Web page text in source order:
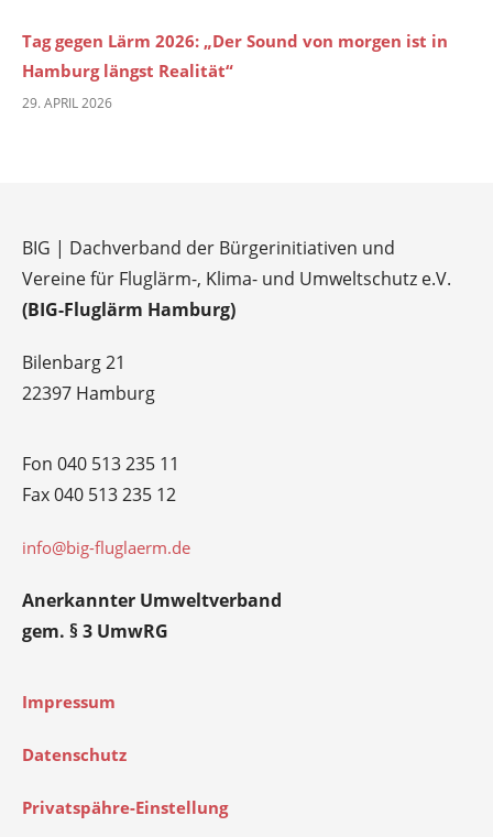
Tag gegen Lärm 2026: „Der Sound von morgen ist in
Hamburg längst Realität“
29. APRIL 2026
BIG | Dachverband der Bürgerinitiativen und
Vereine für Fluglärm-, Klima- und Umweltschutz e.V.
(BIG-Fluglärm Hamburg)
Bilenbarg 21
22397 Hamburg
Fon 040 513 235 11
Fax 040 513 235 12
info@big-fluglaerm.de
Anerkannter Umweltverband
gem. § 3 UmwRG
Impressum
Datenschutz
Privatspähre-Einstellung